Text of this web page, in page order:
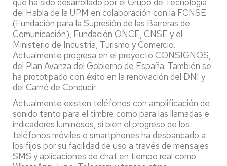
del Habla de la UPM en colaboración con la FCNSE
(Fundación para la Supresión de las Barreras de
Comunicación), Fundación ONCE, CNSE y el
Ministerio de Industria, Turismo y Comercio.
Actualmente progresa en el proyecto CONSIGNOS,
del Plan Avanza del Gobierno de España. También se
ha prototipado con éxito en la renovación del DNI y
del Carné de Conducir.
Actualmente existen teléfonos con amplificación de
sonido tanto para el timbre como para las llamadas e
indicadores luminosos, si bien el progreso de los
teléfonos móviles o smartphones ha desbancado a
los fijos por su facilidad de uso a través de mensajes
SMS y aplicaciones de chat en tiempo real como